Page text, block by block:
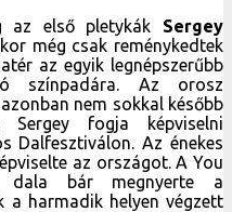
az első pletykák Sergey
még csak reménykedtek
az egyik legnépszerűbb
színpadára. Az orosz
nem sokkal később
Sergey fogja képviselni
Dalfesztiválon. Az énekes
az országot. A You
bár megnyerte a
a harmadik helyen végzett